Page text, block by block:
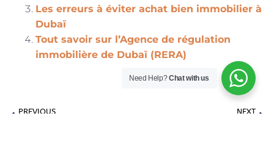
Les erreurs à éviter achat bien immobilier à
Dubaï
Tout savoir sur l’Agence de régulation
immobilière de Dubaï (RERA)
PREVIOUS NEXT
Need Help?Chat with us